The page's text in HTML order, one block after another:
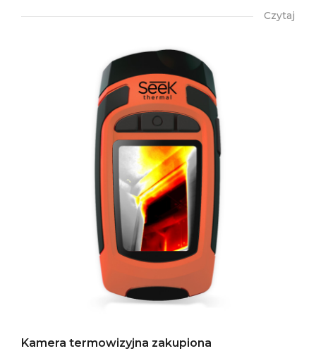
Czytaj
Kamera termowizyjna zakupiona